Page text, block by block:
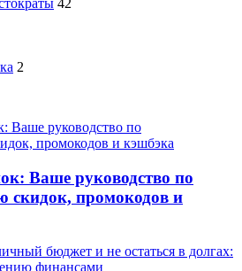
42
2
Ваше руководство по
скидок, промокодов и